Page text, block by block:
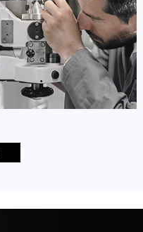
Nanjing montblanc Maintain center
 上海万宝龙保养
辛迪·克莱门特
资深万宝龙技师